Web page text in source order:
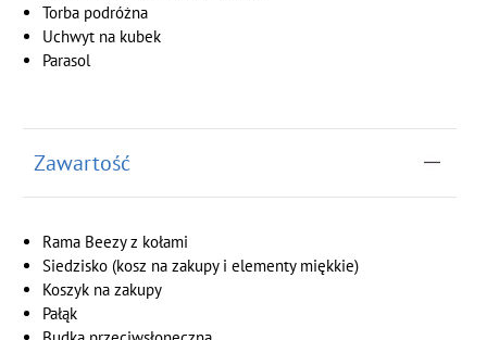
Torba podróżna
Uchwyt na kubek
Parasol
Zawartość
Rama Beezy z kołami
Siedzisko (kosz na zakupy i elementy miękkie)
Koszyk na zakupy
Pałąk